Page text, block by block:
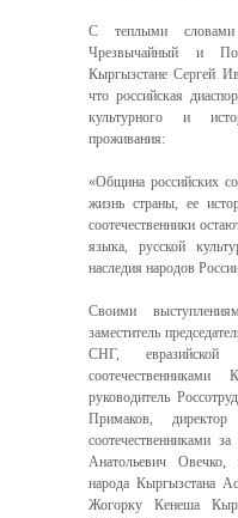
С теплыми
Чрезвычайный и
Кыргызстане Сергей
что российская
культурного и
проживания:
«Община российских
жизнь страны, ее
соотечественники
языка, русской
наследия народов
Своими
заместитель
СНГ,
соотечественниками
руководитель
Примаков,
соотечественниками
Анатольевич Овечко,
народа Кыргызстана
Жогорку Кенеша